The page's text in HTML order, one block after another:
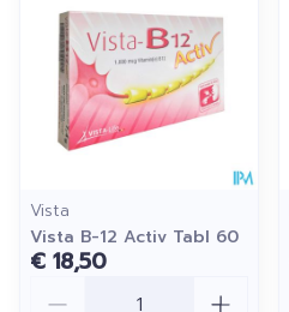
Vista
Vista B-12 Activ Tabl 60
€ 18,50